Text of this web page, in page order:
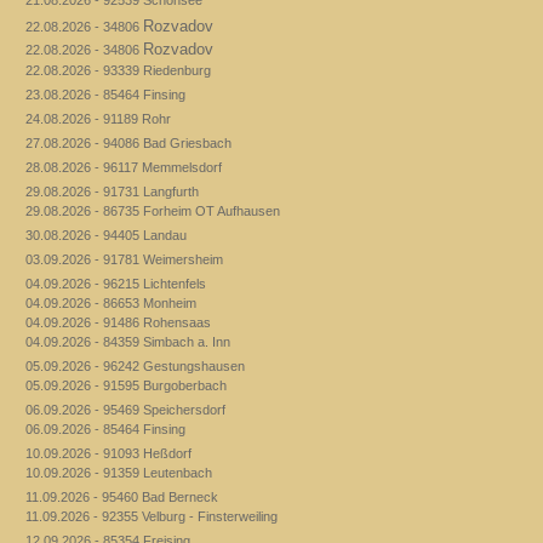
22.08.2026 - 34806 Rozvadov
22.08.2026 - 34806 Rozvadov
22.08.2026 - 93339 Riedenburg
23.08.2026 - 85464 Finsing
24.08.2026 - 91189 Rohr
27.08.2026 - 94086 Bad Griesbach
28.08.2026 - 96117 Memmelsdorf
29.08.2026 - 91731 Langfurth
29.08.2026 - 86735 Forheim OT Aufhausen
30.08.2026 - 94405 Landau
03.09.2026 - 91781 Weimersheim
04.09.2026 - 96215 Lichtenfels
04.09.2026 - 86653 Monheim
04.09.2026 - 91486 Rohensaas
04.09.2026 - 84359 Simbach a. Inn
05.09.2026 - 96242 Gestungshausen
05.09.2026 - 91595 Burgoberbach
06.09.2026 - 95469 Speichersdorf
06.09.2026 - 85464 Finsing
10.09.2026 - 91093 Heßdorf
10.09.2026 - 91359 Leutenbach
11.09.2026 - 95460 Bad Berneck
11.09.2026 - 92355 Velburg - Finsterweiling